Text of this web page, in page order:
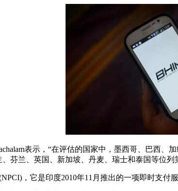
表示，“在评估的国家中，墨西哥、巴西
芬兰、英国、新加坡、丹麦、瑞士和泰国等位
，它是印度2010年11月推出的一项即时支